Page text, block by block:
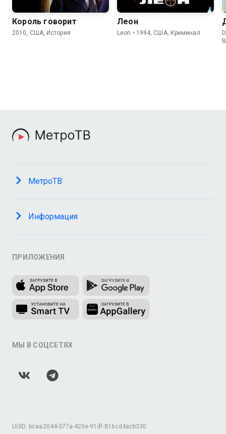
Король говорит
2010, США, История
Леон
Leon • 1994, США, Криминал
МетроТВ
Информация
ПРИЛОЖЕНИЯ
МЫ В СОЦСЕТЯХ
UUID: bcaa2044-377a-425e-91df-816cd4acb330